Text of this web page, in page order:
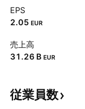
EPS
2.05 EUR
売上高
‪31.26 B‬ EUR
従業員数